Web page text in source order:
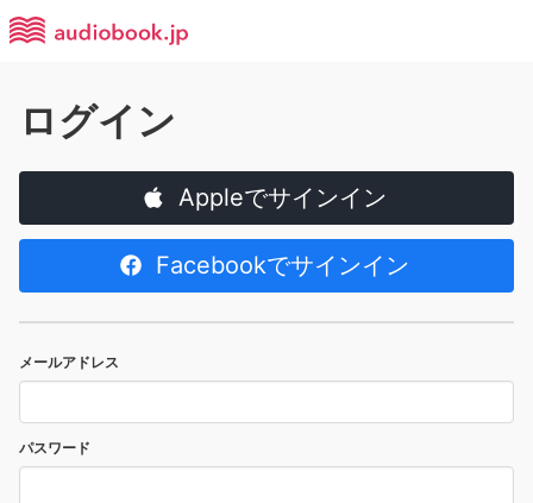
ログイン
Appleでサインイン
Facebookでサインイン
メールアドレス
パスワード